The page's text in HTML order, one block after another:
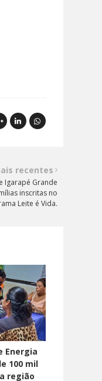
recentes
Igarapé Grande
inscritas no
Leite é Vida.
Energia
100 mil
região